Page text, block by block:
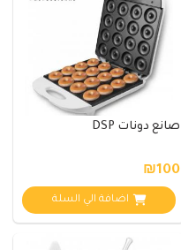
صانع دونات DSP
₪100
اضافة الي السلة